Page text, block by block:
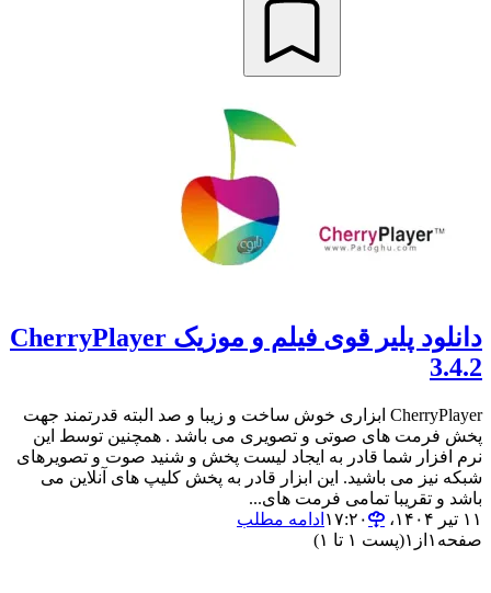
دانلود پلیر قوی فیلم و موزیک CherryPlayer
3.4.2
CherryPlayer ابزاری خوش ساخت و زیبا و صد البته قدرتمند جهت
پخش فرمت های صوتی و تصویری می باشد . همچنین توسط این
نرم افزار شما قادر به ایجاد لیست پخش و شنید صوت و تصویرهای
شبکه نیز می باشید. این ابزار قادر به پخش کلیپ های آنلاین می
باشد و تقریبا تمامی فرمت های...
۱۱ تیر ۱۴۰۴،‏ ۱۷:۲۰
ادامه مطلب
صفحه ۱ از ۱(پست ۱ تا ۱)